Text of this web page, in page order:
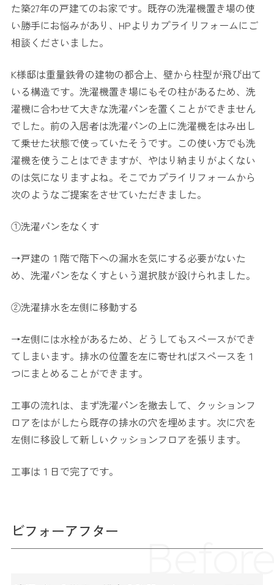
た築27年の戸建てのお家です。既存の洗濯機置き場の使
い勝手にお悩みがあり、HPよりカプライリフォームにご
相談くださいました。
K様邸は重量鉄骨の建物の都合上、壁から柱型が飛び出て
いる構造です。洗濯機置き場にもその柱があるため、洗
濯機に合わせて大きな洗濯パンを置くことができません
でした。前の入居者は洗濯パンの上に洗濯機をはみ出し
て乗せた状態で使っていたそうです。この使い方でも洗
濯機を使うことはできますが、やはり納まりがよくない
のは気になりますよね。そこでカプライリフォームから
次のようなご提案をさせていただきました。
①洗濯パンをなくす
→戸建の１階で階下への漏水を気にする必要がないた
め、洗濯パンをなくすという選択肢が設けられました。
②洗濯排水を左側に移動する
→左側には水栓があるため、どうしてもスペースができ
てしまいます。排水の位置を左に寄せればスペースを１
つにまとめることができます。
工事の流れは、まず洗濯パンを撤去して、クッションフ
ロアをはがしたら既存の排水の穴を埋めます。次に穴を
左側に移設して新しいクッションフロアを張ります。
工事は１日で完了です。
ビフォーアフター